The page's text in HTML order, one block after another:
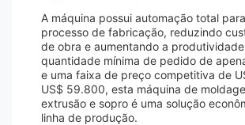
A máquina possui automação total
processo de fabricação, reduzindo
de obra e aumentando a
quantidade mínima de pedido de
e uma faixa de preço competitiva de
US$ 59.800, esta máquina de
extrusão e sopro é uma solução
linha de produção.